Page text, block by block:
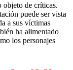
objeto de críticas.
puede ser vista
a sus víctimas
ha alimentado
los personajes